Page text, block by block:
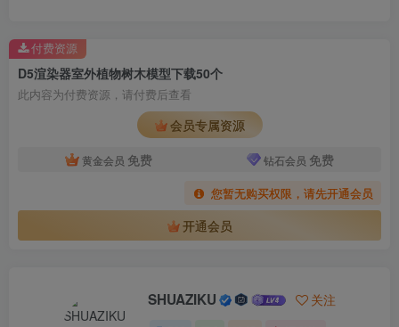
D5渲染器室外植物树木模型下载50个
此内容为付费资源，请付费后查看
会员专属资源
黄金会员 免费 钻石会员 免费
您暂无购买权限，请先开通会员
开通会员
付费资源
SHUAZIKU 关注